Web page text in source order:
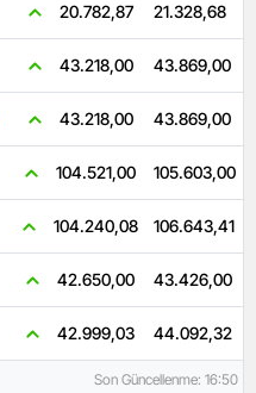
20.782,87 21.328,68
43.218,00 43.869,00
43.218,00 43.869,00
104.521,00 105.603,00
104.240,08 106.643,41
42.650,00 43.426,00
42.999,03 44.092,32
Son Güncellenme: 16:50